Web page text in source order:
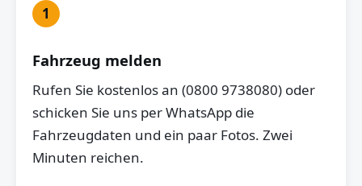
1
Fahrzeug melden
Rufen Sie kostenlos an (0800 9738080) oder
schicken Sie uns per WhatsApp die
Fahrzeugdaten und ein paar Fotos. Zwei
Minuten reichen.